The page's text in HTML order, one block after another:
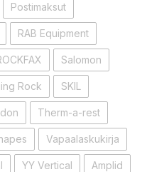
Postimaksut
RAB Equipment
Salomon
Rock SKIL
Therm-a-rest
Vapaalaskukirja
YY Vertical Amplid